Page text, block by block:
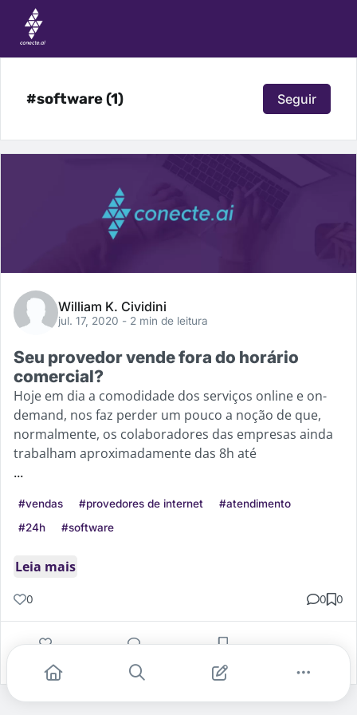
#software (1) Seguir
William K. Cividini
jul. 17, 2020 - 2 min de leitura
Seu provedor vende fora do horário
comercial?
Hoje em dia a comodidade dos serviços online e on-
demand, nos faz perder um pouco a noção de que,
normalmente, os colaboradores das empresas ainda
trabalham aproximadamente das 8h até
...
#vendas #provedores de internet
#atendimento
#24h
#software
Leia mais
0 0 0
Gostei Comentar Salvar